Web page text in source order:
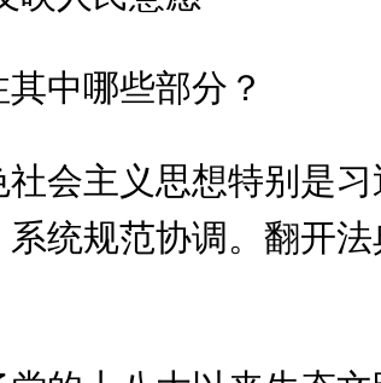
中哪些部分？
会主义思想特别是习
统规范协调。翻开